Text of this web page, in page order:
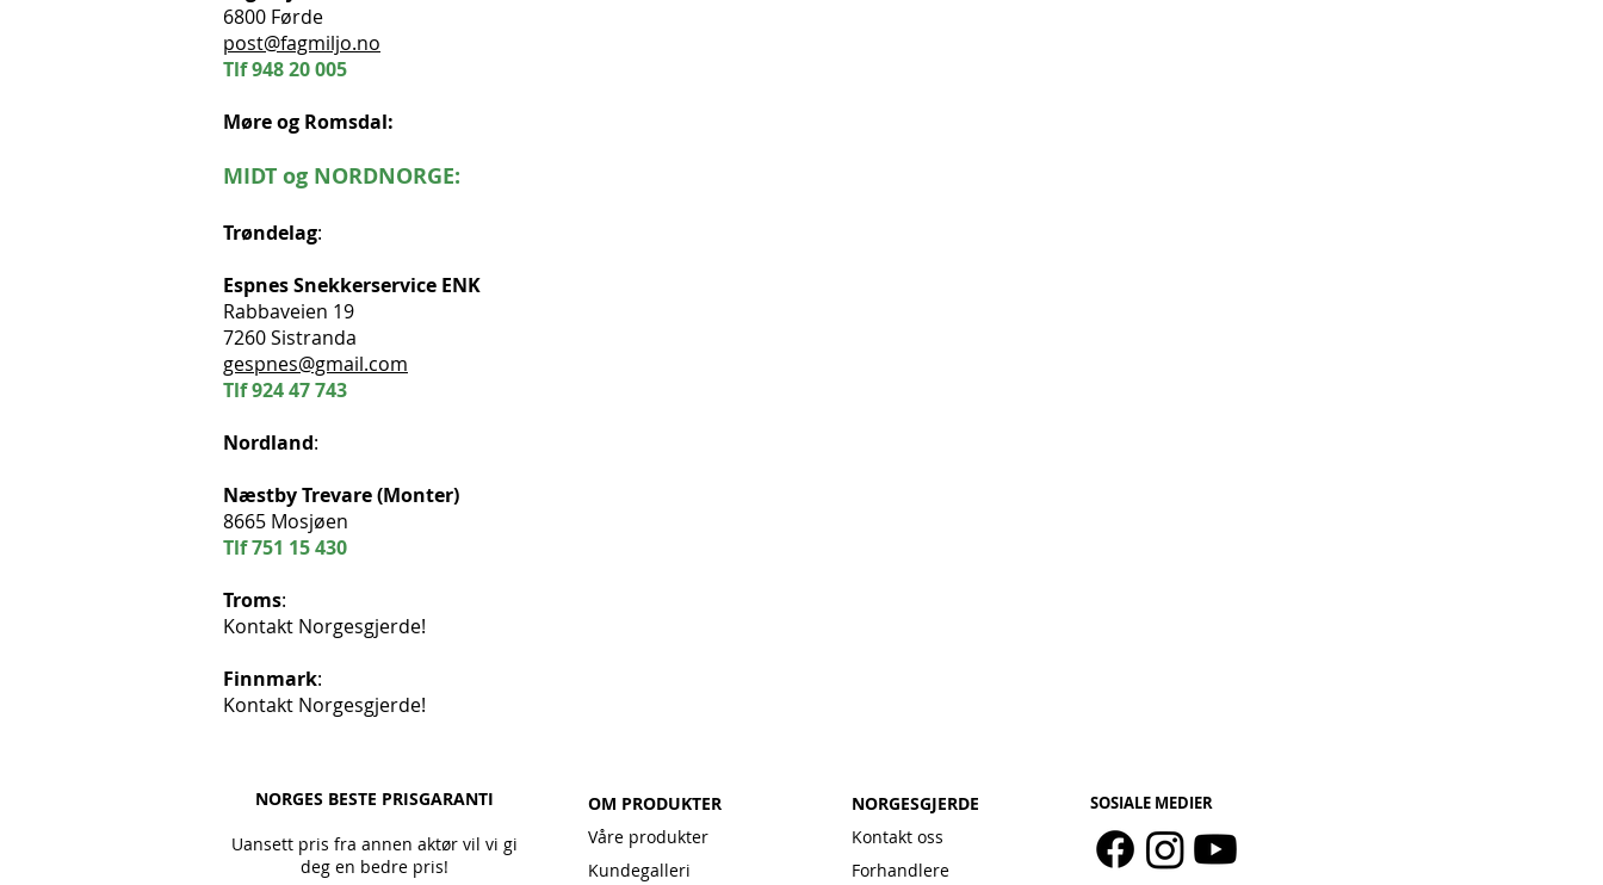
6800 Førde
post@fagmiljo.no
Tlf948 20 005
Møre og Romsdal:
MIDT og NORDNORGE:
Trøndelag:
Espnes Snekkerservice ENK
Rabbaveien 19
7260 Sistranda
gespnes@gmail.com
Tlf924 47 743
Nordland:
Næstby Trevare (Monter)
8665 Mosjøen
Tlf751 15 430
Troms:
Kontakt Norgesgjerde!
Finnmark:
Kontakt Norgesgjerde!
NORGES BESTE PRISGARANTI
Uansett pris fra annen aktør vil vi gi
deg en bedre pris!
OM PRODUKTER
Våre produkter
Kundegalleri
NORGESGJERDE
Kontakt oss
Forhandlere
SOSIALE MEDIER